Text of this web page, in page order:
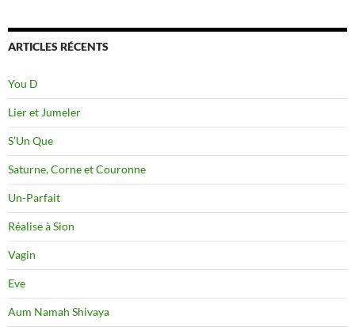
ARTICLES RÉCENTS
You D
Lier et Jumeler
S’Un Que
Saturne, Corne et Couronne
Un-Parfait
Réalise à Sion
Vagin
Eve
Aum Namah Shivaya